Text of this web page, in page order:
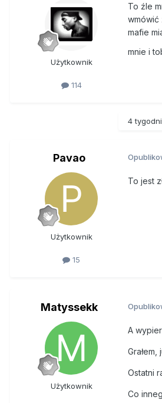
Użytkownik
114
To źle
wmówić
mafie
mnie i
4
Pavao
Użytkownik
15
To jest
Matyssekk
Użytkownik
A
Ostatni
Co